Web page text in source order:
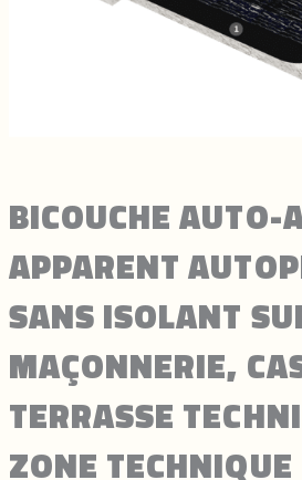
BICOUCHE AUTO-
APPARENT
SANS ISOLANT
MAÇONNERIE,
TERRASSE
ZONE TECHNIQUE